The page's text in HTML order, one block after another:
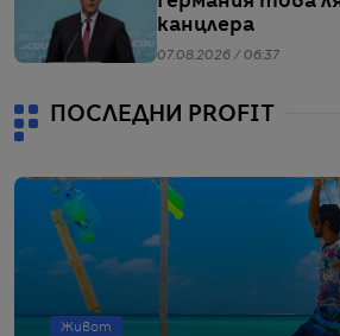
канцлера
07.08.2026 / 06:37
ПОСЛЕДНИ PROFIT
Живот